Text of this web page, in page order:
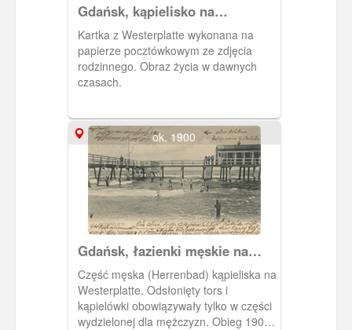
Gdańsk, kąpielisko na
Westerplatte
Kartka z Westerplatte wykonana na
papierze pocztówkowym ze zdjęcia
rodzinnego. Obraz życia w dawnych
czasach.
ok. 1900
Gdańsk, łazienki męskie na
Westerplatte
Część męska (Herrenbad) kąpieliska na
Westerplatte. Odsłonięty tors i
kąpielówki obowiązywały tylko w części
wydzielonej dla mężczyzn. Obieg 1909